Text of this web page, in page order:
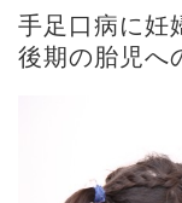
手足口病に妊
後期の胎児へ